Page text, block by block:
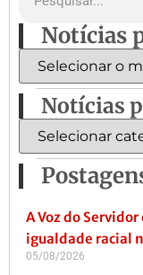
Notícias
Notícias
A Voz do
igualdade racial
05/08/2026